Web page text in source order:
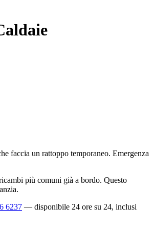
faccia un rattoppo temporaneo. Emergenza
più comuni già a bordo. Questo
6237 — disponibile 24 ore su 24, inclusi